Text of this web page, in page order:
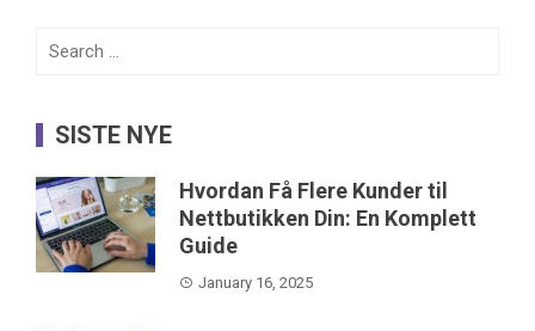
Search
SISTE NYE
Hvordan Få Flere Kunder til
Nettbutikken Din: En Komplett
Guide
January 16, 2025